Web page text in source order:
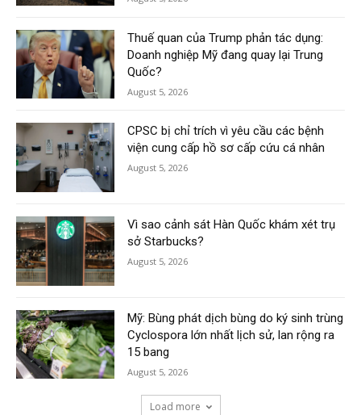
Thuế quan của Trump phản tác dụng:
Doanh nghiệp Mỹ đang quay lại Trung
Quốc?
August 5, 2026
CPSC bị chỉ trích vì yêu cầu các bệnh
viện cung cấp hồ sơ cấp cứu cá nhân
August 5, 2026
Vì sao cảnh sát Hàn Quốc khám xét trụ
sở Starbucks?
August 5, 2026
Mỹ: Bùng phát dịch bùng do ký sinh trùng
Cyclospora lớn nhất lịch sử, lan rộng ra
15 bang
August 5, 2026
Load more